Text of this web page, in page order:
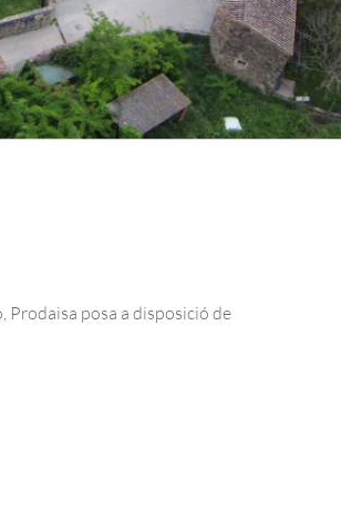
Prodaisa posa a disposició de